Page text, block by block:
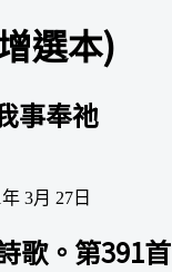
選本)
事奉祂
3月 27日
歌。第391首